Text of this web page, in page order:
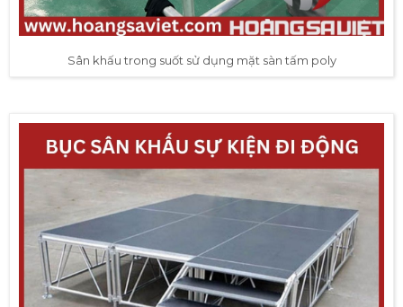
Sân khấu trong suốt sử dụng mặt sàn tấm poly